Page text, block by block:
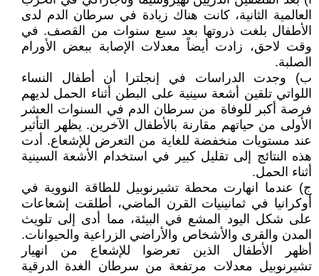
العالمية الثانية، كانت هناك زيادة في سرطان الدم لدى
الأطفال بلغت ذروتها بعد سبع سنوات من القصف. في
وقت لاحق، زادت أيضاً معدلات الإصابة ببعض الأورام
الصلبة.
ب) وجدت الدراسات في إنجلترا أن أطفال النساء
اللواتي تلقين أشعة سينية على البطن أثناء الحمل لديهم
فرصة أكبر للوفاة من سرطان الدم في السنوات العشر
الأولى من حياتهم مقارنة بالأطفال الآخرين. يظهر التأثير
عند مستويات منخفضة للغاية من التعرض للإشعاع. أدت
هذه النتائج إلى تقليل كبير في استخدام الأشعة السينية
أثناء الحمل.
ج) عندما انهارت محطة تشيرنوبيل للطاقة النووية في
أوكرانيا في ثمانينيات القرن الماضي، أطلقت إشعاعات
على شكل اليود المشع في البيئة، مما أدى إلى تلويث
المدن والقرى والأشخاص والأراضي الزراعية والحيوانات.
أظهر الأطفال الذين تعرضوا للإشعاع من انهيار
تشيرنوبيل معدلات مرتفعة من سرطان الغدة الدرقية